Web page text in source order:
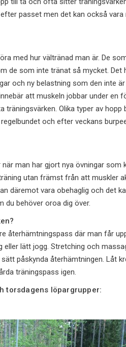
passet men det kan också vara
med hur vältränad man är. De
de som inte tränat så mycket. Det
och ny belastning som den inte är
att muskeln jobbar under en
Olika typer av hopp
och efter veckans
man har gjort nya övningar som
utan främst från att muskler
däremot vara obehaglig och det
du behöver oroa dig över.
återhämtningspass där man får
eller lätt jogg. Stretching och
påskynda återhämtningen. Låt
träningspass igen.
torsdagens löpargrupper: